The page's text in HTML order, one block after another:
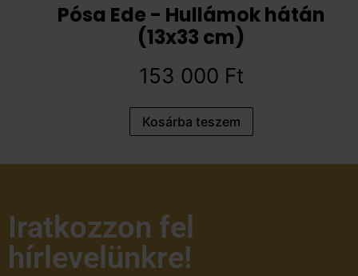
Pósa Ede - Hullámok hátán
(13x33 cm)
153 000 Ft
Kosárba teszem
Iratkozzon fel
hírlevelünkre!